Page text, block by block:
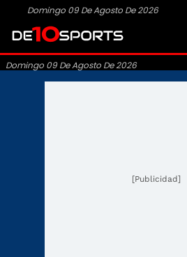
Domingo 09 De Agosto De 2026
Domingo 09 De Agosto De 2026
[Publicidad]